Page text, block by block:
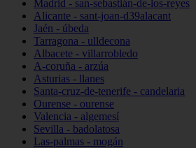
Madrid - san-sebastián-de-los-reyes
Alicante - sant-joan-d39alacant
Jaén - úbeda
Tarragona - ulldecona
Albacete - villarrobledo
A-coruña - arzúa
Asturias - llanes
Santa-cruz-de-tenerife - candelaria
Ourense - ourense
Valencia - algemesí
Sevilla - badolatosa
Las-palmas - mogán